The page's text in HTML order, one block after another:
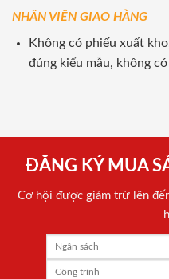
NHÂN VIÊN GIAO HÀNG
Không có phiếu xuất
đúng kiểu mẫu, không
ĐĂNG KÝ MUA
Cơ hội được giảm trừ lên